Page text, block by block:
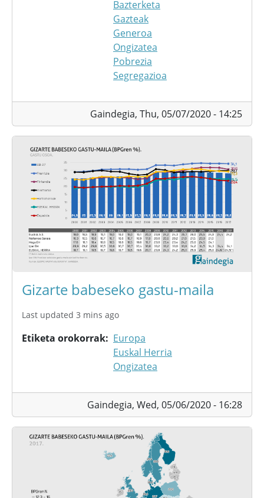
Bazterketa
Gazteak
Generoa
Ongizatea
Pobrezia
Segregazioa
Gaindegia, Thu, 05/07/2020 - 14:25
Gizarte babeseko gastu-maila
Last updated 3 mins ago
Etiketa orokorrak
Europa
Euskal Herria
Ongizatea
Gaindegia, Wed, 05/06/2020 - 16:28